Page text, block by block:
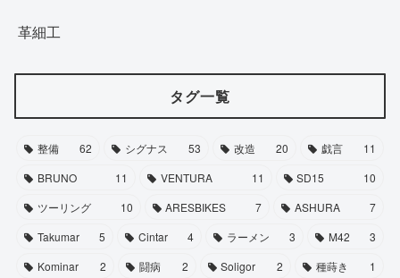
革細工
タグ一覧
整備 62 シグナス 53 改造 20 戯言
11
BRUNO
11 VENTURA 11 SD15
10
ツーリング
10 ARESBIKES 7 ASHURA
7
Takumar
5 Cintar 4 ラーメン 3 M42
3
Kominar
2 闘病 2 Soligor 2 種蒔き
1